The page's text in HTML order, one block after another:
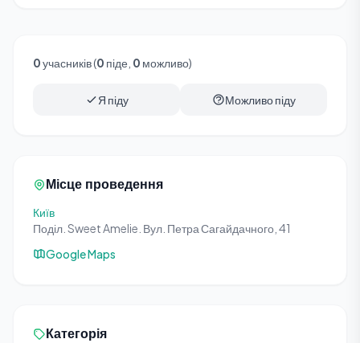
0учасників (0 піде, 0 можливо)
Я піду Можливо піду
Місце проведення
Київ
Поділ. Sweet Amelie. Вул. Петра Сагайдачного, 41
Google Maps
Категорія